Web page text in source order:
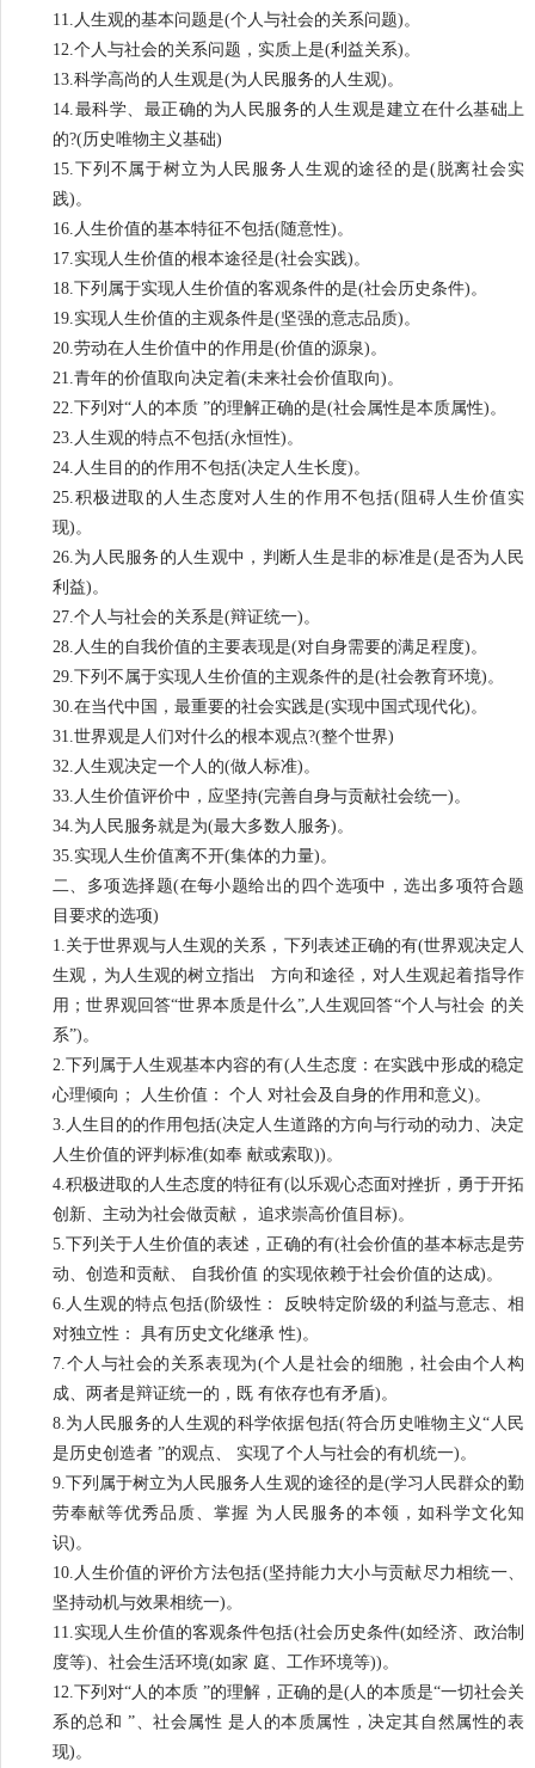
11.人生观的基本问题是(个人与社会的关系问题)。
12.个人与社会的关系问题，实质上是(利益关系)。
13.科学高尚的人生观是(为人民服务的人生观)。
14.最科学、最正确的为人民服务的人生观是建立在什么基础上
的?(历史唯物主义基础)
15.下列不属于树立为人民服务人生观的途径的是(脱离社会实
践)。
16.人生价值的基本特征不包括(随意性)。
17.实现人生价值的根本途径是(社会实践)。
18.下列属于实现人生价值的客观条件的是(社会历史条件)。
19.实现人生价值的主观条件是(坚强的意志品质)。
20.劳动在人生价值中的作用是(价值的源泉)。
21.青年的价值取向决定着(未来社会价值取向)。
22.下列对“人的本质 ”的理解正确的是(社会属性是本质属性)。
23.人生观的特点不包括(永恒性)。
24.人生目的的作用不包括(决定人生长度)。
25.积极进取的人生态度对人生的作用不包括(阻碍人生价值实
现)。
26.为人民服务的人生观中，判断人生是非的标准是(是否为人民
利益)。
27.个人与社会的关系是(辩证统一)。
28.人生的自我价值的主要表现是(对自身需要的满足程度)。
29.下列不属于实现人生价值的主观条件的是(社会教育环境)。
30.在当代中国，最重要的社会实践是(实现中国式现代化)。
31.世界观是人们对什么的根本观点?(整个世界)
32.人生观决定一个人的(做人标准)。
33.人生价值评价中，应坚持(完善自身与贡献社会统一)。
34.为人民服务就是为(最大多数人服务)。
35.实现人生价值离不开(集体的力量)。
二、多项选择题(在每小题给出的四个选项中，选出多项符合题
目要求的选项)
1.关于世界观与人生观的关系，下列表述正确的有(世界观决定人
生观，为人生观的树立指出 方向和途径，对人生观起着指导作
用；世界观回答“世界本质是什么”,人生观回答“个人与社会 的关
系”)。
2.下列属于人生观基本内容的有(人生态度：在实践中形成的稳定
心理倾向； 人生价值： 个人 对社会及自身的作用和意义)。
3.人生目的的作用包括(决定人生道路的方向与行动的动力、决定
人生价值的评判标准(如奉 献或索取))。
4.积极进取的人生态度的特征有(以乐观心态面对挫折，勇于开拓
创新、主动为社会做贡献， 追求崇高价值目标)。
5.下列关于人生价值的表述，正确的有(社会价值的基本标志是劳
动、创造和贡献、 自我价值 的实现依赖于社会价值的达成)。
6.人生观的特点包括(阶级性： 反映特定阶级的利益与意志、相
对独立性： 具有历史文化继承 性)。
7.个人与社会的关系表现为(个人是社会的细胞，社会由个人构
成、两者是辩证统一的，既 有依存也有矛盾)。
8.为人民服务的人生观的科学依据包括(符合历史唯物主义“人民
是历史创造者 ”的观点、 实现了个人与社会的有机统一)。
9.下列属于树立为人民服务人生观的途径的是(学习人民群众的勤
劳奉献等优秀品质、掌握 为人民服务的本领，如科学文化知
识)。
10.人生价值的评价方法包括(坚持能力大小与贡献尽力相统一、
坚持动机与效果相统一)。
11.实现人生价值的客观条件包括(社会历史条件(如经济、政治制
度等)、社会生活环境(如家 庭、工作环境等))。
12.下列对“人的本质 ”的理解，正确的是(人的本质是“一切社会关
系的总和 ”、社会属性 是人的本质属性，决定其自然属性的表
现)。